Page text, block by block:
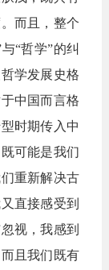
而且，整个
“哲学”的纠
学发展史格
中国而言格
时期传入中
可能是我们
重新解决古
直接感受到
视，我感到
且我们既有